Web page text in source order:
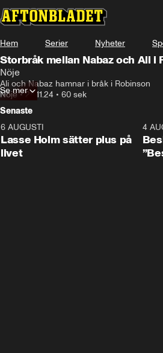
Hem Serier Nyheter
Storbråk mellan Nabaz och Ali i
Nöje
Ali och Nabaz hamnar i bråk i Robinson
Nöje•28.11.24 • 60 sek
Se mer
Senaste
6 AUGUSTI
Lasse Holm sätter plus på
livet
4